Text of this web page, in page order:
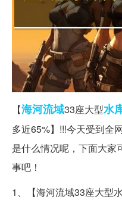
【海河流域33座大型水
多近65%】!!!今天受到全
是什么情况呢，下面大家
事吧！
1、【海河流域33座大型